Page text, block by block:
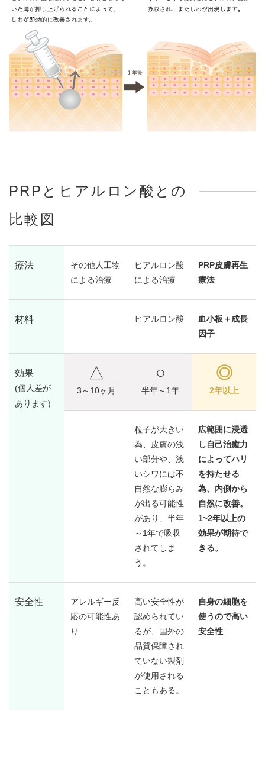
PRPとヒアルロン酸との
比較図
療法
その他人工物
による治療
ヒアルロン酸
による治療
PRP皮膚再生
療法
材料 ヒアルロン酸
血小板＋成長
因子
効果
(個人差が
あります)
△
3～10ヶ月
○
半年～1年
◎
2年以上
粒子が大きい
為、皮膚の浅
い部分や、浅
いシワには不
自然な膨らみ
が出る可能性
があり、半年
～1年で吸収
されてしま
う。
広範囲に浸透
し自己治癒力
によってハリ
を持たせる
為、内側から
自然に改善。
1~2年以上の
効果が期待で
きる。
安全性
アレルギー反
応の可能性あ
り
高い安全性が
認められてい
るが、国外の
品質保障され
ていない製剤
が使用される
こともある。
自身の細胞を
使うので高い
安全性